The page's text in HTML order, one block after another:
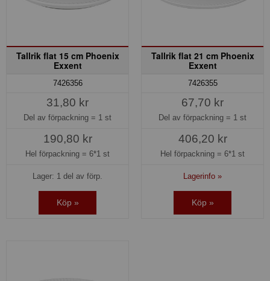
Tallrik flat 15 cm Phoenix
Exxent
7426356
31,80 kr
Del av förpackning = 1 st
190,80 kr
Hel förpackning = 6*1 st
Lager: 1 del av förp.
Köp »
Tallrik flat 21 cm Phoenix
Exxent
7426355
67,70 kr
Del av förpackning = 1 st
406,20 kr
Hel förpackning = 6*1 st
Lagerinfo »
Köp »